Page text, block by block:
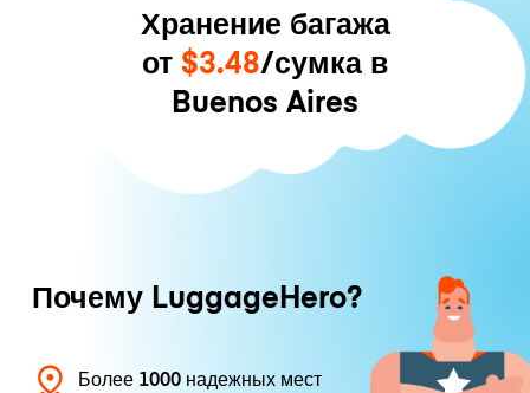
Хранение багажа
от $3.48/сумка в
Buenos Aires
Почему LuggageHero?
Более 1000 надежных мест